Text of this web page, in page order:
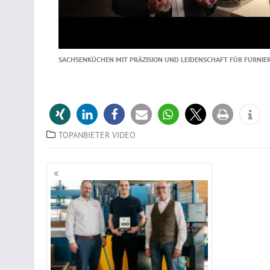
SACHSENKÜCHEN MIT PRÄZISION UND LEIDENSCHAFT FÜR
TOPANBIETER VIDEO
Beitragsnavigation